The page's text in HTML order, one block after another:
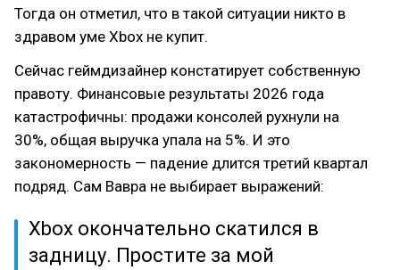
Тогда он отметил, что в такой ситуации никто в
здравом уме Xbox не купит.
Сейчас геймдизайнер констатирует собственную
правоту. Финансовые результаты 2026 года
катастрофичны: продажи консолей рухнули на
30%, общая выручка упала на 5%. И это
закономерность — падение длится третий квартал
подряд. Сам Вавра не выбирает выражений:
Xbox окончательно скатился в
задницу. Простите за мой